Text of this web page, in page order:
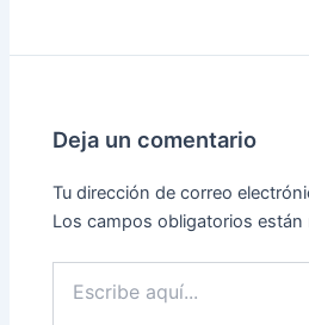
Deja un comentario
Tu dirección de correo
Los campos obligatorios están
aquí...